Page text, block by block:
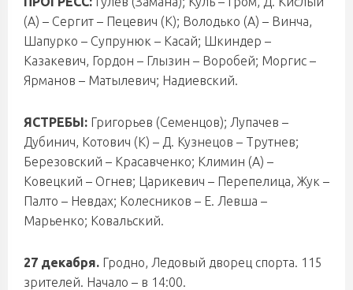
(А) – Сергит – Пецевич (К); Володько (А) – Винча,
Шапурко – Супрунюк – Касай; Шкиндер –
Казакевич, Гордон – Глызин – Воробей; Моргис –
Ярманов – Матылевич; Надиевский.
ЯСТРЕБЫ: Григорьев (Семенцов); Лупачев –
Дубинич, Котович (К) – Д. Кузнецов – Трутнев;
Березовский – Красавченко; Климин (А) –
Ковецкий – Огнев; Царикевич – Перепелица, Жук –
Палто – Невдах; Колесников – Е. Левша –
Марьенко; Ковальский.
27 декабря. Гродно, Ледовый дворец спорта. 115
зрителей. Начало – в 14:00.